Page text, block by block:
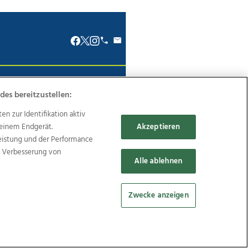
Politische Werbung
Promenaden Galerien
bereitzustellen:
zur Identifikation aktiv
Endgerät.
und der Performance
von
Akzeptieren
Alle ablehnen
Zwecke anzeigen